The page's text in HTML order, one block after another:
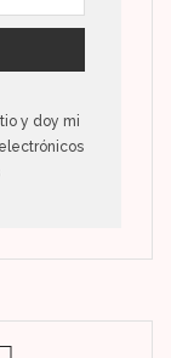
y doy mi